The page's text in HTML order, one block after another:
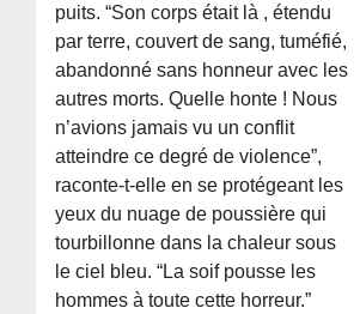
puits. “Son corps était là , étendu
par terre, couvert de sang, tuméfié,
abandonné sans honneur avec les
autres morts. Quelle honte ! Nous
n’avions jamais vu un conflit
atteindre ce degré de violence”,
raconte-t-elle en se protégeant les
yeux du nuage de poussière qui
tourbillonne dans la chaleur sous
le ciel bleu. “La soif pousse les
hommes à toute cette horreur.”